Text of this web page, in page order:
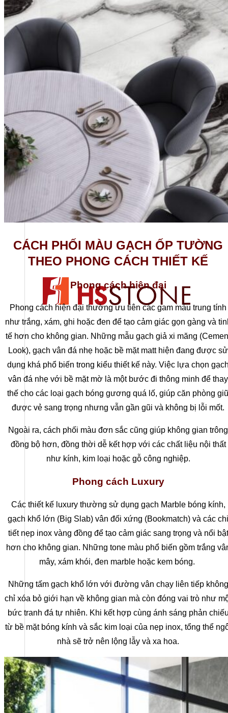
Vật Tư Phụ Ngành Đá
CÔNG TY CỔ PHẦN HSSTONE
Điện thoại: 0988 527 222
Email: kinhdoanh@hsstone.vn
Nội, Việt Nam
Nam.
Showroom 2:SB117 Sao Biển, Vinhomes
Nhà máy chế tác: Km2 tỉnh lộ 70, xã Tam Hiệp,
Nhà máy Sài Gòn: 60/5a Quốc lộ 1A Ấp Tiền Lân
CÁCH PHỐI MÀU GẠCH ỐP TƯỜNG
THEO PHONG CÁCH THIẾT KẾ
Phong cách hiện đại
Phong cách hiện đại thường ưu tiên các gam màu trung tính
như trắng, xám, ghi hoặc đen để tạo cảm giác gọn gàng và
tế hơn cho không gian. Những mẫu gạch giả xi măng
Look), gạch vân đá nhẹ hoặc bề mặt matt hiện đang được sử
dụng khá phổ biến trong kiểu thiết kế này. Việc lựa chọn
vân đá nhẹ với bề mặt mờ là một bước đi thông minh để thay
thế cho các loại gạch bóng gương quá lố, giúp căn phòng
được vẻ sang trọng nhưng vẫn gần gũi và không bị lỗi mốt.
Ngoài ra, cách phối màu đơn sắc cũng giúp không gian trông
đồng bộ hơn, đồng thời dễ kết hợp với các chất liệu nội thất
như kính, kim loại hoặc gỗ công nghiệp.
Phong cách Luxury
Các thiết kế luxury thường sử dụng gạch Marble bóng kính,
gạch khổ lớn (Big Slab) vân đối xứng (Bookmatch) và các chi
tiết nẹp inox vàng đồng để tạo cảm giác sang trọng và nổi bật
hơn cho không gian. Những tone màu phổ biến gồm trắng
mây, xám khói, đen marble hoặc kem bóng.
Những tấm gạch khổ lớn với đường vân chạy liên tiếp không
chỉ xóa bỏ giới hạn về không gian mà còn đóng vai trò như
bức tranh đá tự nhiên. Khi kết hợp cùng ánh sáng phản
từ bề mặt bóng kính và sắc kim loại của nẹp inox, tổng thể
nhà sẽ trở nên lộng lẫy và xa hoa.